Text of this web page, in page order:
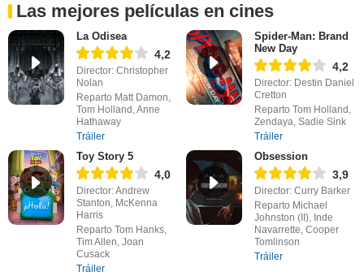
Las mejores películas en cines
La Odisea
4,2
Director: Christopher
Nolan
Reparto Matt Damon,
Tom Holland, Anne
Hathaway
Tráiler
Spider-Man: Brand
New Day
4,2
Director: Destin Daniel
Cretton
Reparto Tom Holland,
Zendaya, Sadie Sink
Tráiler
Toy Story 5
4,0
Director: Andrew
Stanton, McKenna
Harris
Reparto Tom Hanks,
Tim Allen, Joan
Cusack
Tráiler
Obsession
3,9
Director: Curry Barker
Reparto Michael
Johnston (II), Inde
Navarrette, Cooper
Tomlinson
Tráiler